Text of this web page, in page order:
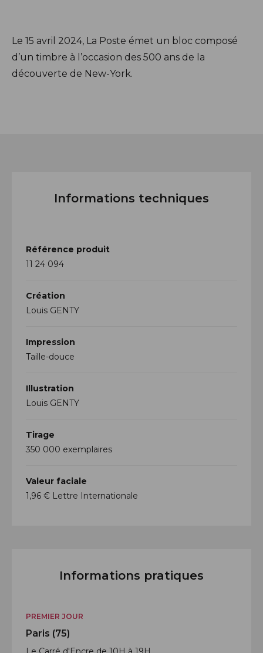
Le 15 avril 2024, La Poste émet un bloc composé
d’un timbre à l’occasion des 500 ans de la
découverte de New-York.
Informations techniques
Référence produit
11 24 094
Création
Louis GENTY
Impression
Taille-douce
Illustration
Louis GENTY
Tirage
350 000 exemplaires
Valeur faciale
1,96 € Lettre Internationale
Informations pratiques
PREMIER JOUR
Paris (75)